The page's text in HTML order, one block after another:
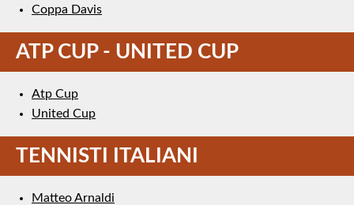
Coppa Davis
ATP CUP - UNITED CUP
Atp Cup
United Cup
TENNISTI ITALIANI
Matteo Arnaldi